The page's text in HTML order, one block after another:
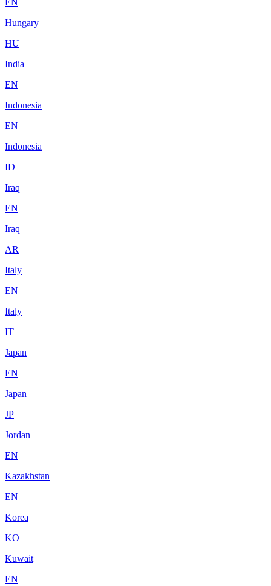
Hungary
HU
India
EN
Indonesia
EN
Indonesia
ID
Iraq
EN
Iraq
AR
Italy
EN
Italy
IT
Japan
EN
Japan
JP
Jordan
EN
Kazakhstan
EN
Korea
KO
Kuwait
EN